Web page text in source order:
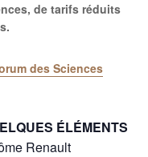
de tarifs réduits
des Sciences
ÉLÉMENTS
Renault